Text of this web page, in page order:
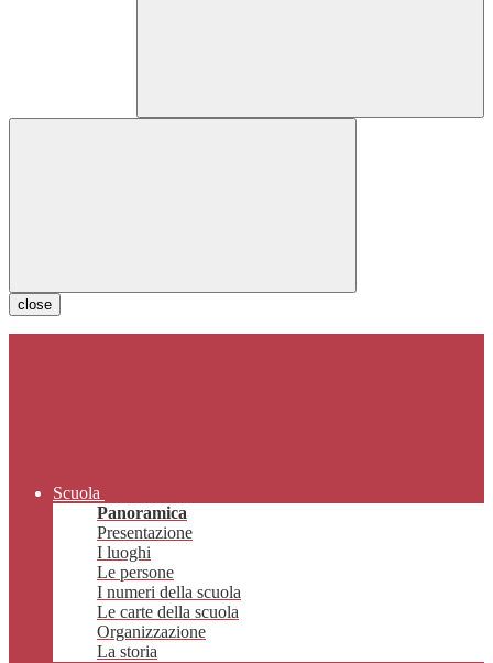
close
Scuola
Panoramica
Presentazione
I luoghi
Le persone
I numeri della scuola
Le carte della scuola
Organizzazione
La storia